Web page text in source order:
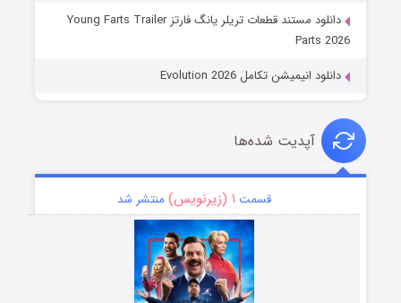
دانلود مستند قطعات تریلر یانگ فارتز Young Farts Trailer
Parts 2026
دانلود انیمیشن تکامل Evolution 2026
آپدیت شده‌ها
قسمت ۱ (زیرنویس) منتشر شد